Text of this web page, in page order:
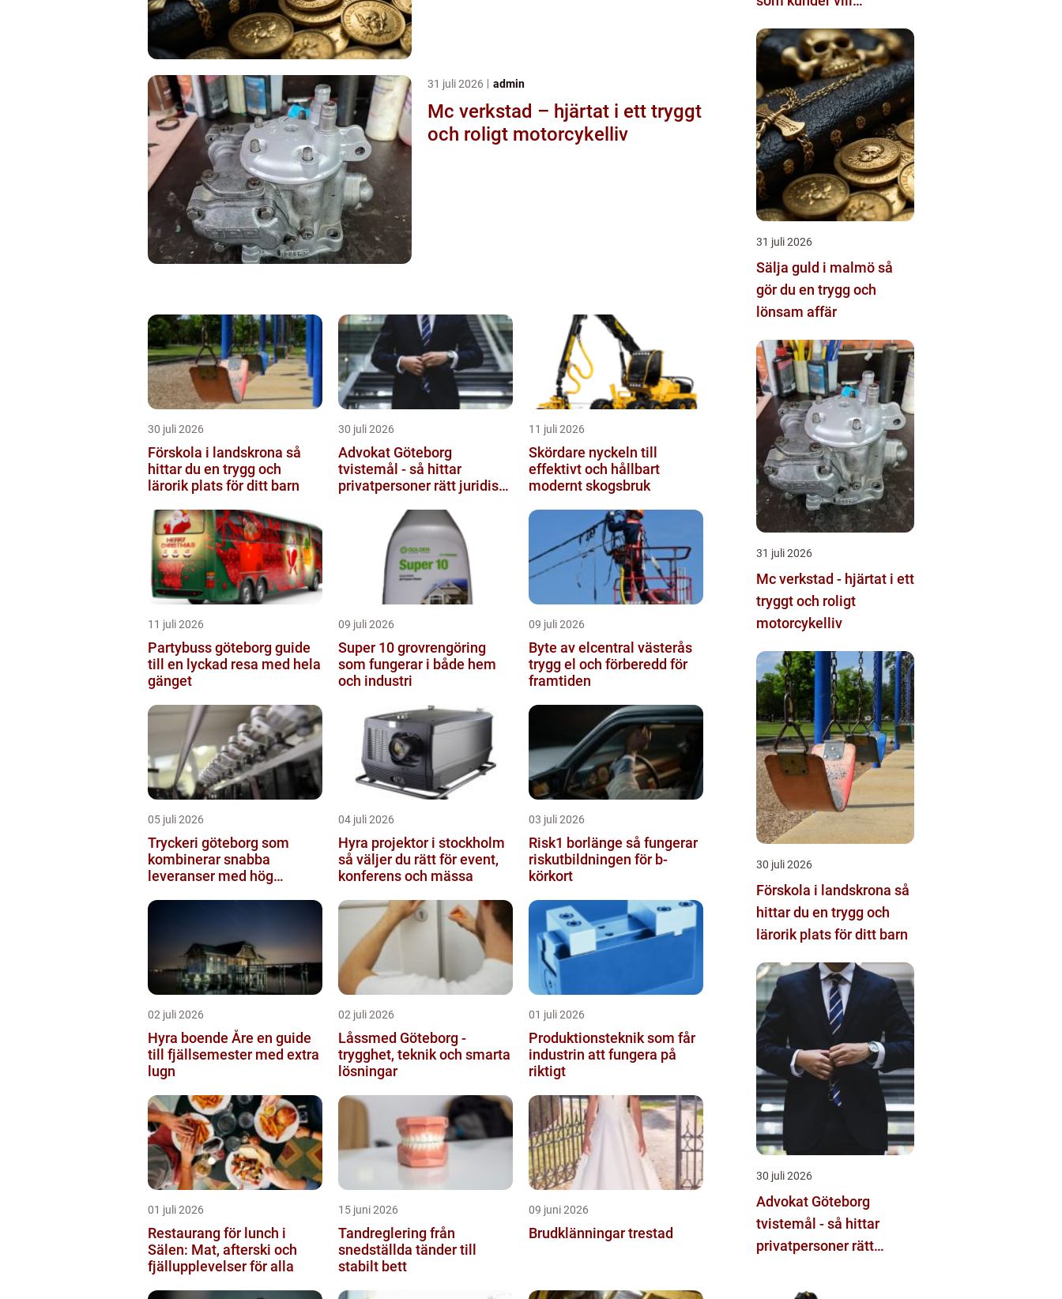
31 juli 2026 admin
Mc verkstad – hjärtat i ett tryggt
och roligt motorcykelliv
30 juli 2026
Förskola i landskrona så
hittar du en trygg och
lärorik plats för ditt barn
30 juli 2026
Advokat Göteborg
tvistemål - så hittar
privatpersoner rätt juridiskt
11 juli 2026
Skördare nyckeln till
effektivt och hållbart
modernt skogsbruk
11 juli 2026
Partybuss göteborg guide
till en lyckad resa med hela
gänget
09 juli 2026
Super 10 grovrengöring
som fungerar i både hem
och industri
09 juli 2026
Byte av elcentral västerås
trygg el och förberedd för
framtiden
05 juli 2026
Tryckeri göteborg som
kombinerar snabba
leveranser med hög
04 juli 2026
Hyra projektor i stockholm
så väljer du rätt för event,
konferens och mässa
03 juli 2026
Risk1 borlänge så fungerar
riskutbildningen för b-
körkort
02 juli 2026
Hyra boende Åre en guide
till fjällsemester med extra
lugn
02 juli 2026
Låssmed Göteborg -
trygghet, teknik och smarta
lösningar
01 juli 2026
Produktionsteknik som får
industrin att fungera på
riktigt
01 juli 2026
Restaurang för lunch i
Sälen: Mat, afterski och
fjällupplevelser för alla
15 juni 2026
Tandreglering från
snedställda tänder till
stabilt bett
09 juni 2026
Brudklänningar trestad
31 juli 2026
Sälja guld i malmö så
gör du en trygg och
lönsam affär
31 juli 2026
Mc verkstad - hjärtat i ett
tryggt och roligt
motorcykelliv
30 juli 2026
Förskola i landskrona så
hittar du en trygg och
lärorik plats för ditt barn
30 juli 2026
Advokat Göteborg
tvistemål - så hittar
privatpersoner rätt